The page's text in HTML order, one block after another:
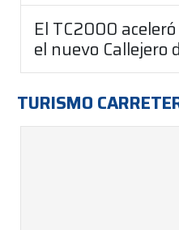
El TC2000
el nuevo Callejero
TURISMO